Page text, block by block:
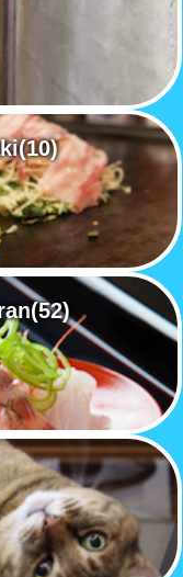
(10)
(52)